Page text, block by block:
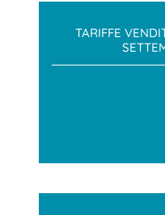
TARIFFE